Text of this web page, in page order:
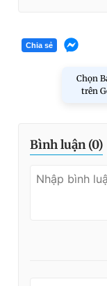
Chia sẻ
Chọn
trên
Bình luận (0)